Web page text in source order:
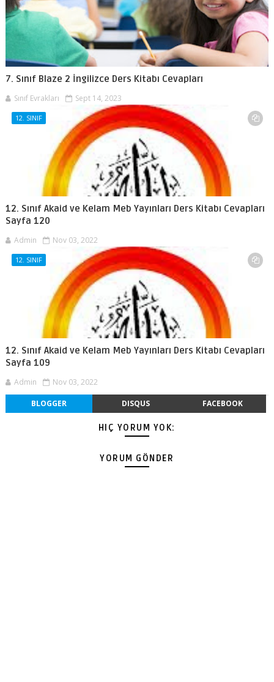
7. Sınıf Blaze 2 İngilizce Ders Kitabı Cevapları
Sınıf Evrakları Sept 14, 2023
12. SINIF
12. Sınıf Akaid ve Kelam Meb Yayınları Ders Kitabı Cevapları
Sayfa 120
Admin Nov 03, 2022
12. SINIF
12. Sınıf Akaid ve Kelam Meb Yayınları Ders Kitabı Cevapları
Sayfa 109
Admin Nov 03, 2022
BLOGGER DISQUS FACEBOOK
HIÇ YORUM YOK:
YORUM GÖNDER